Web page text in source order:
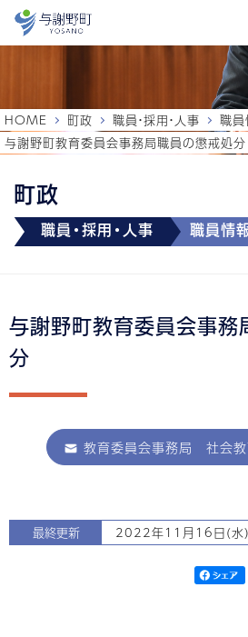
町政
職員・採用・人事 職員情
HOME 町政 職員・採用・人事
職員
与謝野町教育委員会事務局職員の懲戒処分
与謝野町教育委員会事務
分
教育委員会事務局 社会
最終更新 2022年11月16日(